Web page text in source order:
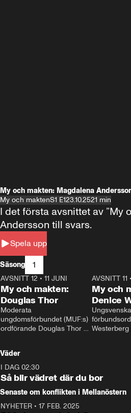
My och makten: Magdalena
My och maktenS1 E123.10.2521 min
Spela upp
I det första avsnittet av
Andersson till svars.
Säsong 1
26:27
AVSNITT 12 • 11 JUNI
My och makten:
Douglas Thor
Moderata
ungdomsförbundet (MUF:s)
ordförande Douglas Thor
tonårsutvisningarna och hur
Moderaterna ska locka
väljare till valet i höst.
AVSNITT 11
My och
Denice
Väder
I DAG 02:30
Så blir vädret där du bor
Senaste om konflikten i Mellanöstern
NYHETER • 17 FEB. 2025